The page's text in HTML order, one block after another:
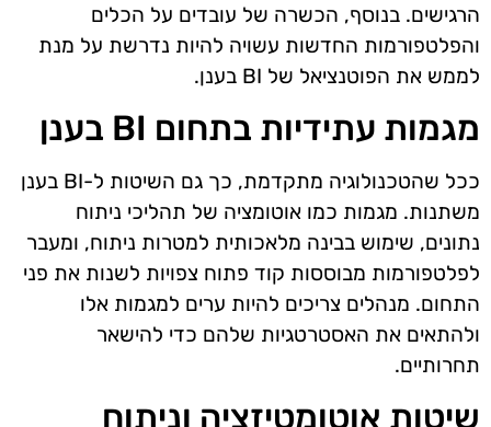
הרגישים. בנוסף, הכשרה של עובדים על הכלים
והפלטפורמות החדשות עשויה להיות נדרשת על מנת
לממש את הפוטנציאל של BI בענן.
מגמות עתידיות בתחום BI בענן
ככל שהטכנולוגיה מתקדמת, כך גם השיטות ל-BI בענן
משתנות. מגמות כמו אוטומציה של תהליכי ניתוח
נתונים, שימוש בבינה מלאכותית למטרות ניתוח, ומעבר
לפלטפורמות מבוססות קוד פתוח צפויות לשנות את פני
התחום. מנהלים צריכים להיות ערים למגמות אלו
ולהתאים את האסטרטגיות שלהם כדי להישאר
תחרותיים.
שיטות אוטומטיזציה וניתוח